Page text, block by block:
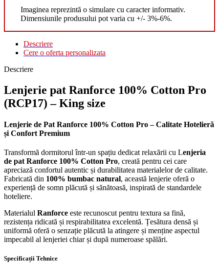
Imaginea reprezintă o simulare cu caracter informativ.
Dimensiunile produsului pot varia cu +/- 3%-6%.
Descriere
Cere o oferta personalizata
Descriere
Lenjerie pat Ranforce 100% Cotton Pro
(RCP17) – King size
Lenjerie de Pat Ranforce 100% Cotton Pro – Calitate Hotelieră
și Confort Premium
Transformă dormitorul într-un spațiu dedicat relaxării cu Lenjeria
de pat Ranforce 100% Cotton Pro, creată pentru cei care
apreciază confortul autentic și durabilitatea materialelor de calitate.
Fabricată din 100% bumbac natural, această lenjerie oferă o
experiență de somn plăcută și sănătoasă, inspirată de standardele
hoteliere.
Materialul Ranforce este recunoscut pentru textura sa fină,
rezistența ridicată și respirabilitatea excelentă. Țesătura densă și
uniformă oferă o senzație plăcută la atingere și menține aspectul
impecabil al lenjeriei chiar și după numeroase spălări.
Specificații Tehnice